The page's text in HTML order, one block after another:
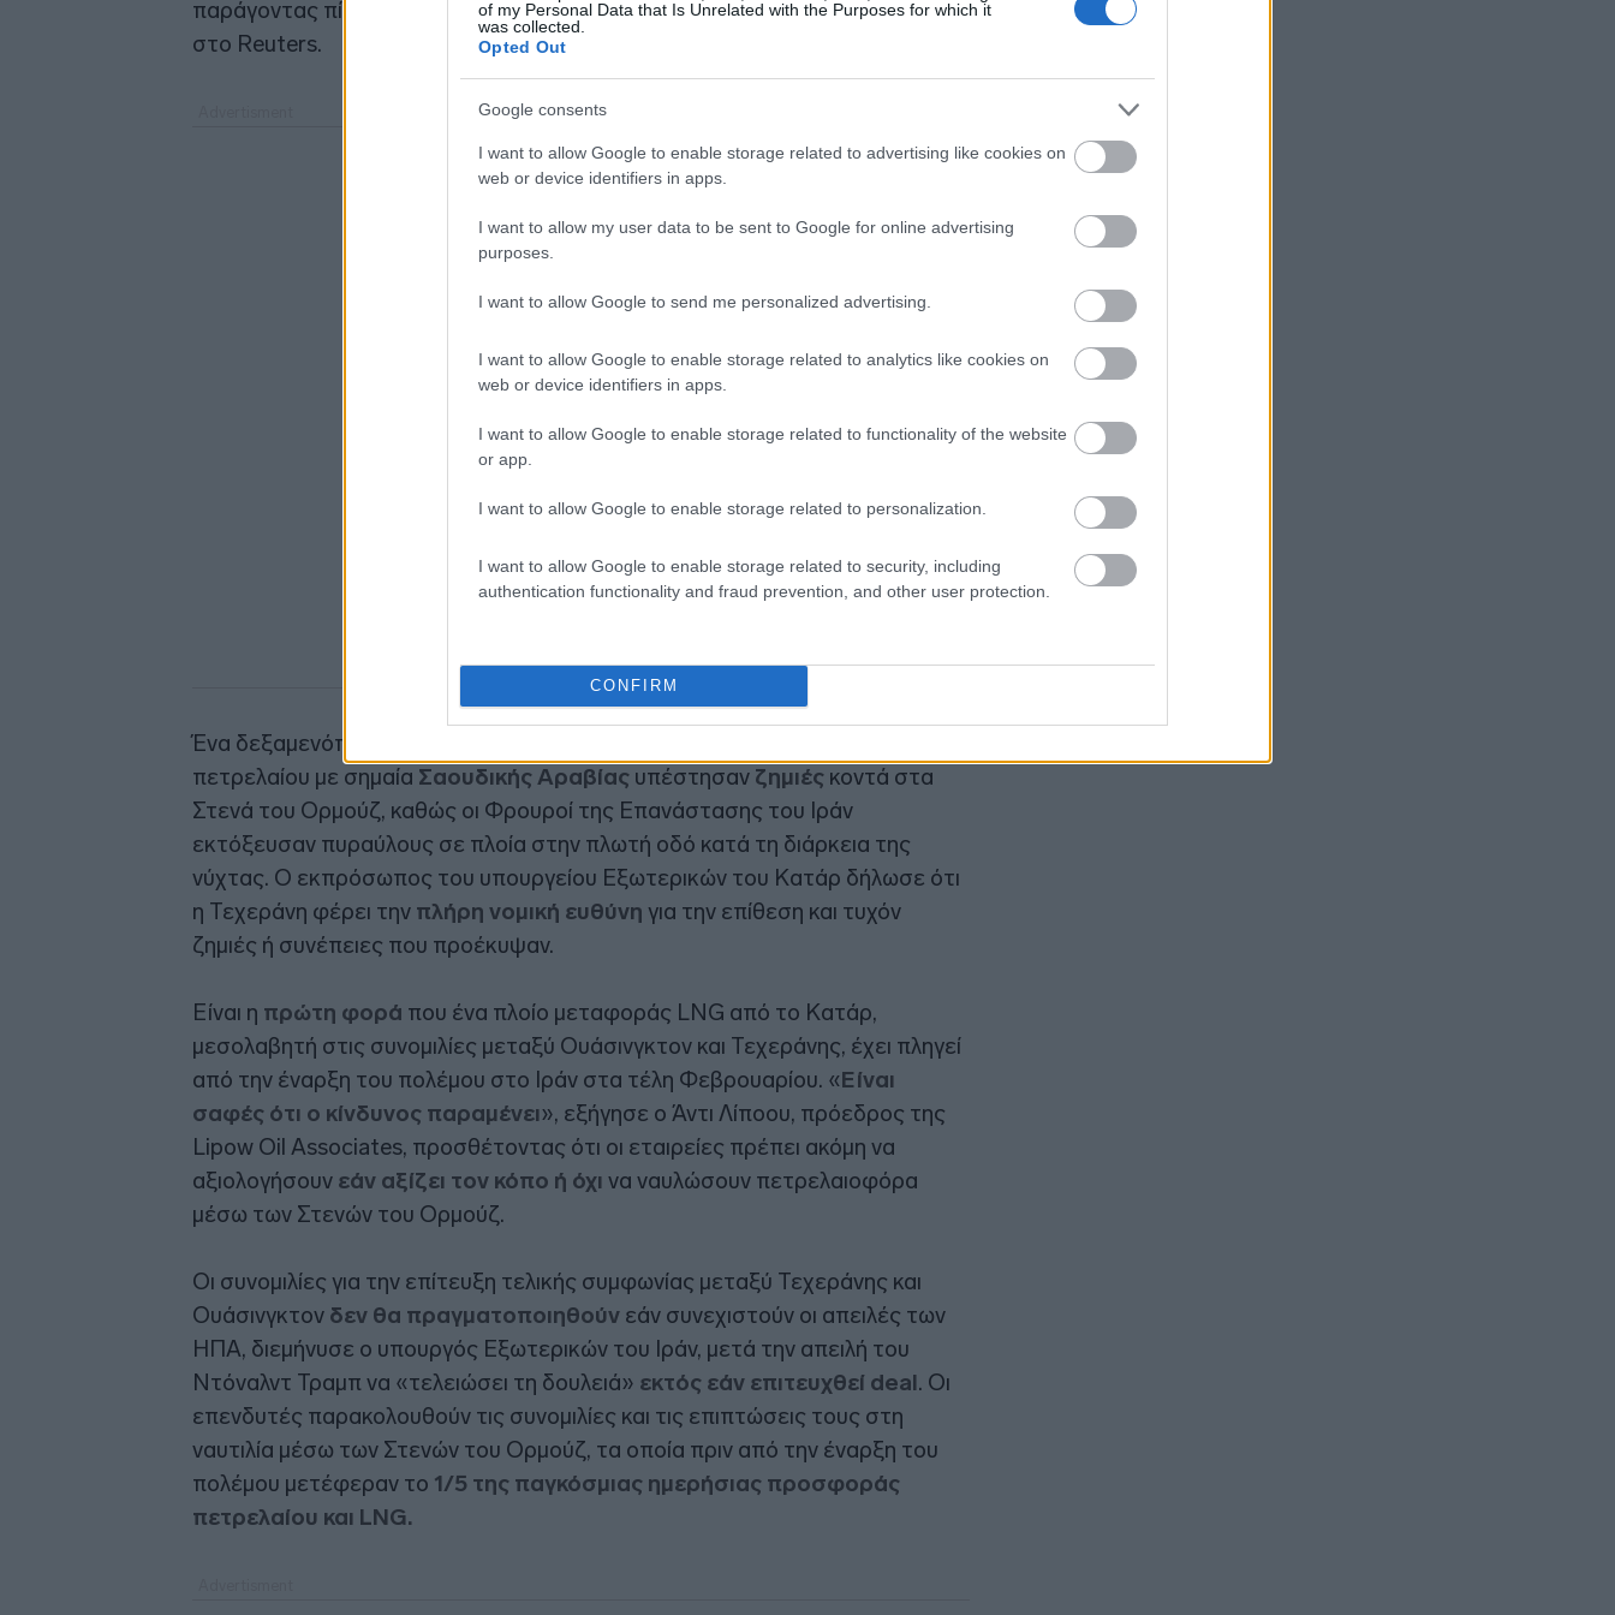
of my Personal Data that Is Unrelated with the Purposes for which it
was collected.
Opted Out
Google consents
I want to allow Google to enable storage related to advertising like cookies on
web or device identifiers in apps.
I want to allow my user data to be sent to Google for online advertising
purposes.
I want to allow Google to send me personalized advertising.
I want to allow Google to enable storage related to analytics like cookies on
web or device identifiers in apps.
I want to allow Google to enable storage related to functionality of the website
or app.
I want to allow Google to enable storage related to personalization.
I want to allow Google to enable storage related to security, including
authentication functionality and fraud prevention, and other user protection.
CONFIRM
παράγοντας πίσω από την προσφορά στην αγορά» επεσήμανε μιλώντας
στο Reuters.
Ένα δεξαμενόπλοιο μεταφοράς
πετρελαίου με σημαία Σαουδικής Αραβίας υπέστησαν ζημιές κοντά στα
Στενά του Ορμούζ, καθώς οι Φρουροί της Επανάστασης του Ιράν
εκτόξευσαν πυραύλους σε πλοία στην πλωτή οδό κατά τη διάρκεια της
νύχτας. Ο εκπρόσωπος του υπουργείου Εξωτερικών του Κατάρ δήλωσε ότι
η Τεχεράνη φέρει την πλήρη νομική ευθύνη για την επίθεση και τυχόν
ζημιές ή συνέπειες που προέκυψαν.
Είναι η πρώτη φορά που ένα πλοίο μεταφοράς LNG από το Κατάρ,
μεσολαβητή στις συνομιλίες μεταξύ Ουάσινγκτον και Τεχεράνης, έχει πληγεί
από την έναρξη του πολέμου στο Ιράν στα τέλη Φεβρουαρίου. «Είναι
σαφές ότι ο κίνδυνος παραμένει», εξήγησε ο Άντι Λίποου, πρόεδρος της
Lipow Oil Associates, προσθέτοντας ότι οι εταιρείες πρέπει ακόμη να
αξιολογήσουν εάν αξίζει τον κόπο ή όχι να ναυλώσουν πετρελαιοφόρα
μέσω των Στενών του Ορμούζ.
Οι συνομιλίες για την επίτευξη τελικής συμφωνίας μεταξύ Τεχεράνης και
Ουάσινγκτον δεν θα πραγματοποιηθούν εάν συνεχιστούν οι απειλές των
ΗΠΑ, διεμήνυσε ο υπουργός Εξωτερικών του Ιράν, μετά την απειλή του
Ντόναλντ Τραμπ να «τελειώσει τη δουλειά» εκτός εάν επιτευχθεί deal. Οι
επενδυτές παρακολουθούν τις συνομιλίες και τις επιπτώσεις τους στη
ναυτιλία μέσω των Στενών του Ορμούζ, τα οποία πριν από την έναρξη του
πολέμου μετέφεραν το 1/5 της παγκόσμιας ημερήσιας προσφοράς
πετρελαίου και LNG.
Ιράν: Η Τεχεράνη θέτει όρους για
Δεύτερη πηγή εισοδήματος για τους
επαγγελματίες ψαράδες ο αλιευτικός
τουρισμός
χρυσή ευκαιρία μελέτης για ειδικούς
επιστήμονες
Υπ. Μεταφορών: Οριστική λύση στο
ζήτημα των πινακίδων κυκλοφορίας
09:12
Τράπεζες: Στα 15 δισ. ευρώ ο στόχος
για νέα δάνεια το 2026
Γερμανία: Επεκτείνεται η έρευνα για
την ασφάλεια από τα drones μετά το